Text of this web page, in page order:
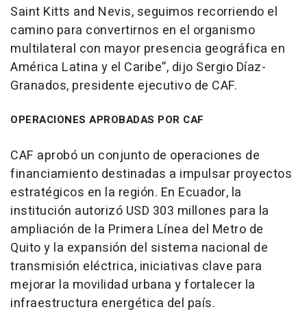
Saint Kitts and Nevis, seguimos recorriendo el
camino para convertirnos en el organismo
multilateral con mayor presencia geográfica en
América Latina y el Caribe”, dijo Sergio Díaz-
Granados, presidente ejecutivo de CAF.
OPERACIONES APROBADAS POR CAF
CAF aprobó un conjunto de operaciones de
financiamiento destinadas a impulsar proyectos
estratégicos en la región. En Ecuador, la
institución autorizó USD 303 millones para la
ampliación de la Primera Línea del Metro de
Quito y la expansión del sistema nacional de
transmisión eléctrica, iniciativas clave para
mejorar la movilidad urbana y fortalecer la
infraestructura energética del país.